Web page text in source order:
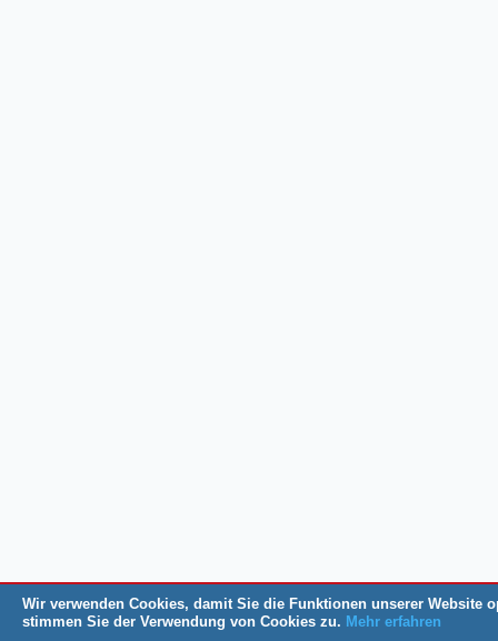
Wir verwenden Cookies, damit Sie die Funktionen unserer Website
stimmen Sie der Verwendung von Cookies zu. Mehr erfahren